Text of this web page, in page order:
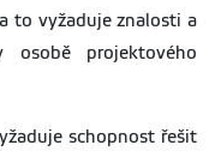
to vyžaduje znalosti a
projektového
schopnost řešit